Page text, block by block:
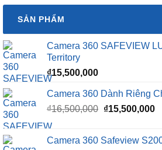
SẢN PHẨM
Camera 360 SAFEVIEW
Territory
₫15,500,000
Camera 360 Dành Riêng
₫16,500,000 Giá
₫16,500,000.
₫15,500,000
Camera 360 Safeview